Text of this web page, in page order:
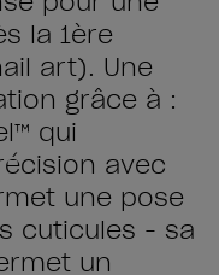
la 1ère
art). Une
grâce à :
qui
avec
une pose
cuticules - sa
un